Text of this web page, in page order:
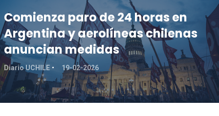
Comienza paro de 24 horas en
Argentina y aerolíneas chilenas
anuncian medidas
Diario UCHILE 19-02-2026